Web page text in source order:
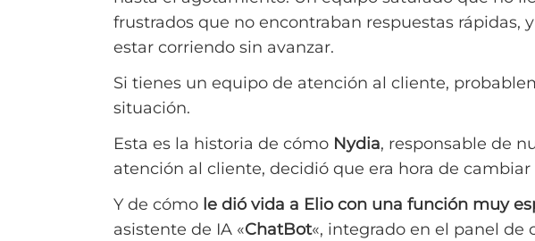
frustrados que no encontraban respuestas rápidas,
estar corriendo sin avanzar.
Si tienes un equipo de atención al cliente,
situación.
Esta es la historia de cómo Nydia, responsable de
atención al cliente, decidió que era hora de cambiar
Y de cómo le dió vida a Elio con una función muy
asistente de IA «ChatBot«, integrado en el panel de